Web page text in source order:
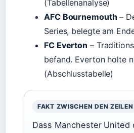
(Tabellenanalyse)
AFC Bournemouth –
Series, belegte am
FC Everton –
befand. Everton holte
(Abschlusstabelle)
FAKT ZWISCHEN DEN ZEILEN
Dass Manchester United